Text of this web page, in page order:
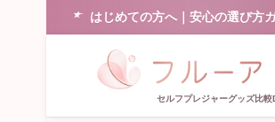
はじめての方へ｜安心の選び方
セルフプレジャーグッズ比較